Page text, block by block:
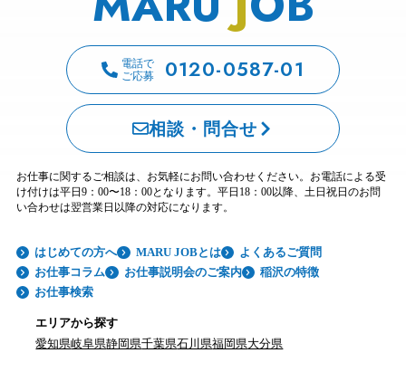
電話で
ご応募
0120-0587-01
相談・問合せ
お仕事に関するご相談は、お気軽にお問い合わせください。お電話による受
け付けは平日9：00〜18：00となります。平日18：00以降、土日祝日のお問
い合わせは翌営業日以降の対応になります。
はじめての方へ MARU JOBとは
よくあるご質問
お仕事コラム
お仕事説明会のご案内
稲沢の特徴
お仕事検索
エリアから探す
愛知県岐阜県静岡県千葉県石川県福岡県大分県